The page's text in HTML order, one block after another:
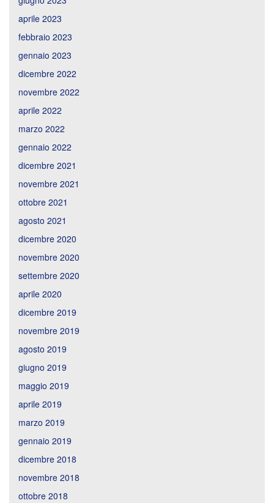
aprile 2023
febbraio 2023
gennaio 2023
dicembre 2022
novembre 2022
aprile 2022
marzo 2022
gennaio 2022
dicembre 2021
novembre 2021
ottobre 2021
agosto 2021
dicembre 2020
novembre 2020
settembre 2020
aprile 2020
dicembre 2019
novembre 2019
agosto 2019
giugno 2019
maggio 2019
aprile 2019
marzo 2019
gennaio 2019
dicembre 2018
novembre 2018
ottobre 2018